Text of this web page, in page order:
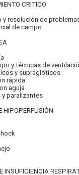
CRITICO
y resolución de
de campo
y técnicas de
y supraglóticos
rápida
aguja
y paralizantes
HIPOPERFUSIÓN
INSUFICIENCIA